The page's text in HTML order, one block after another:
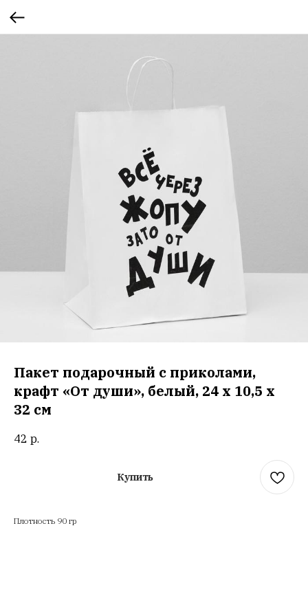
Пакет подарочный с приколами,
крафт «От души», белый, 24 х 10,5 х
32 см
42 р.
Купить
Плотность 90 гр